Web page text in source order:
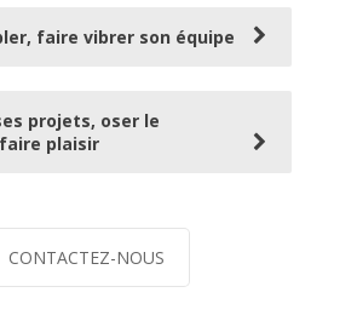
faire vibrer son équipe
projets, oser le
plaisir
CONTACTEZ-NOUS